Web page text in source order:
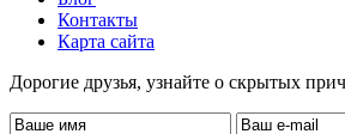
Контакты
Карта сайта
Дорогие друзья, узнайте о скрытых